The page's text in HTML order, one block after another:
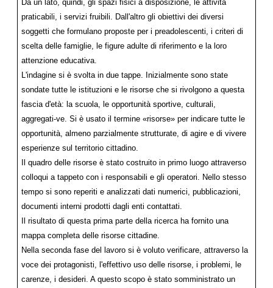
Da un lato, quindi, gli spazi fisici a disposizione, le attività
praticabili, i servizi fruibili. Dall'altro gli obiettivi dei diversi
soggetti che formulano proposte per i preadolescenti, i criteri di
scelta delle famiglie, le figure adulte di riferimento e la loro
attenzione educativa.
L'indagine si è svolta in due tappe. Inizialmente sono state
sondate tutte le istituzioni e le risorse che si rivolgono a questa
fascia d'età: la scuola, le opportunità sportive, culturali,
aggregati-ve. Si è usato il termine «risorse» per indicare tutte le
opportunità, almeno parzialmente strutturate, di agire e di vivere
esperienze sul territorio cittadino.
Il quadro delle risorse è stato costruito in primo luogo attraverso
colloqui a tappeto con i responsabili e gli operatori. Nello stesso
tempo si sono reperiti e analizzati dati numerici, pubblicazioni,
documenti interni prodotti dagli enti contattati.
Il risultato di questa prima parte della ricerca ha fornito una
mappa completa delle risorse cittadine.
Nella seconda fase del lavoro si è voluto verificare, attraverso la
voce dei protagonisti, l'effettivo uso delle risorse, i problemi, le
carenze, i desideri. A questo scopo è stato somministrato un